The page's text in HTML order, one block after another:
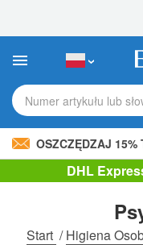
strona
internetowa
zawiera
ułatwień
dostępu.
Numer artykułu lub
OSZCZĘDZAJ 15%
DHL
Start /Higiena